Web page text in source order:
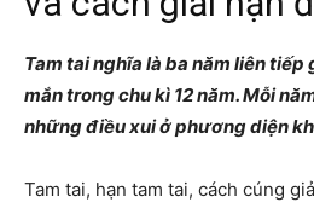
Tam tai nghĩa là ba năm liên
mắn trong chu kì 12 năm. Mỗi
những điều xui ở phương diện
Tam tai, hạn tam tai, cách cúng